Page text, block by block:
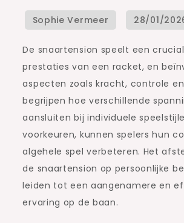
Voorkeuren:
Feedback,
Comfort
De snaartension speelt een
prestaties van een racket, en
aspecten zoals kracht, controle
begrijpen hoe verschillende
aansluiten bij individuele
voorkeuren, kunnen spelers hun
algehele spel verbeteren. Het
de snaartension op persoonlijke
leiden tot een aangenamere en
ervaring op de baan.